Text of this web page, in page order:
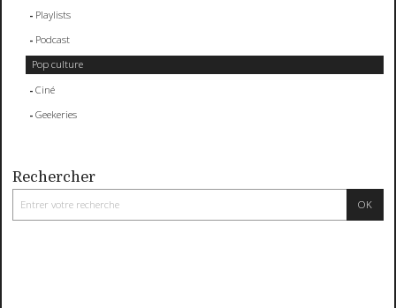
Playlists
Podcast
Pop culture
Ciné
Geekeries
Rechercher